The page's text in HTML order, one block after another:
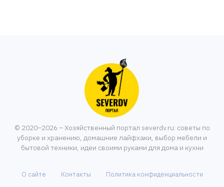
© 2020–2026 – Хозяйственный портал severdv.ru: советы по
уборке и хранению, домашние лайфхаки, выбор мебели и
бытовой техники, идеи своими руками для дома и кухни
О сайте Контакты
Политика конфиденциальности